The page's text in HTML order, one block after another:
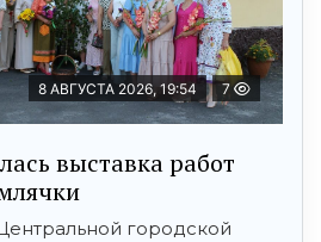
8 АВГУСТА 2026, 19:54 7
выставка работ
городской